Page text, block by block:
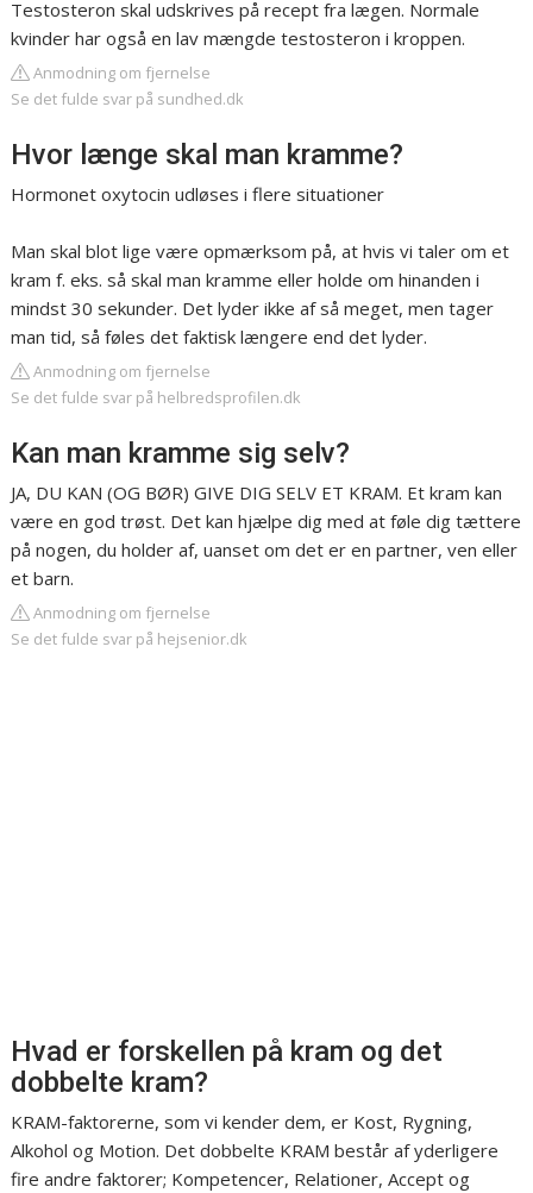
Testosteron skal udskrives på recept fra lægen. Normale
kvinder har også en lav mængde testosteron i kroppen.
Anmodning om fjernelse
Se det fulde svar på sundhed.dk
Hvor længe skal man kramme?
Hormonet oxytocin udløses i flere situationer
Man skal blot lige være opmærksom på, at hvis vi taler om et
kram f. eks. så skal man kramme eller holde om hinanden i
mindst 30 sekunder. Det lyder ikke af så meget, men tager
man tid, så føles det faktisk længere end det lyder.
Anmodning om fjernelse
Se det fulde svar på helbredsprofilen.dk
Kan man kramme sig selv?
JA, DU KAN (OG BØR) GIVE DIG SELV ET KRAM. Et kram kan
være en god trøst. Det kan hjælpe dig med at føle dig tættere
på nogen, du holder af, uanset om det er en partner, ven eller
et barn.
Anmodning om fjernelse
Se det fulde svar på hejsenior.dk
Hvad er forskellen på kram og det
dobbelte kram?
KRAM-faktorerne, som vi kender dem, er Kost, Rygning,
Alkohol og Motion. Det dobbelte KRAM består af yderligere
fire andre faktorer; Kompetencer, Relationer, Accept og